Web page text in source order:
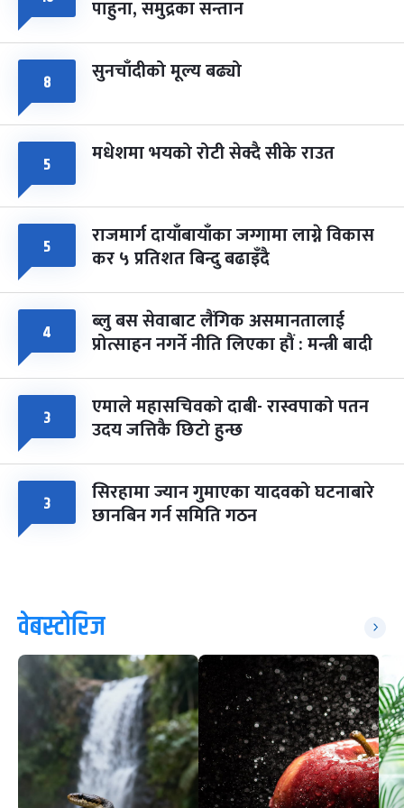
चैत्र ८, २०८३-Mar 22, 2027
पाहुना, समुद्रका सन्तान
८ सुनचाँदीको मूल्य बढ्यो
५ मधेशमा भयको रोटी सेक्दै सीके राउत
५ राजमार्ग दायाँबायाँका जग्गामा लाग्ने विकास
कर ५ प्रतिशत बिन्दु बढाइँदै
४ ब्लु बस सेवाबाट लैंगिक असमानतालाई
प्रोत्साहन नगर्ने नीति लिएका हौं : मन्त्री बादी
३ एमाले महासचिवको दाबी- रास्वपाको पतन
उदय जत्तिकै छिटो हुन्छ
३ सिरहामा ज्यान गुमाएका यादवको घटनाबारे
छानबिन गर्न समिति गठन
वेबस्टोरिज